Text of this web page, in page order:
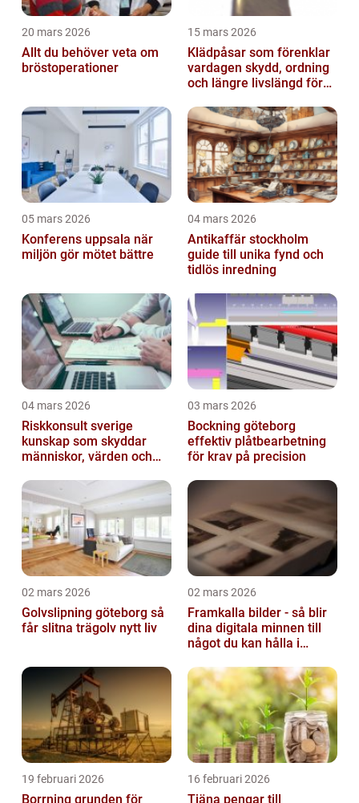
20 mars 2026
Allt du behöver veta om
bröstoperationer
15 mars 2026
Klädpåsar som förenklar
vardagen skydd, ordning
och längre livslängd för
05 mars 2026
Konferens uppsala när
miljön gör mötet bättre
04 mars 2026
Antikaffär stockholm
guide till unika fynd och
tidlös inredning
04 mars 2026
Riskkonsult sverige
kunskap som skyddar
människor, värden och
03 mars 2026
Bockning göteborg
effektiv plåtbearbetning
för krav på precision
02 mars 2026
Golvslipning göteborg så
får slitna trägolv nytt liv
02 mars 2026
Framkalla bilder - så blir
dina digitala minnen till
något du kan hålla i
19 februari 2026
Borrning grunden för
16 februari 2026
Tjäna pengar till